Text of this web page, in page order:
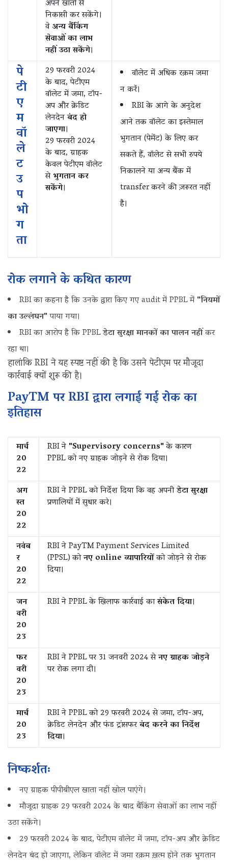
अपने खातों से
निकासी कर सकेंगे।
वेअन्य बैंकिंग
सेवाओं का लाभ
नहीं उठा सकेंगे।
पे
टी
ए
म
वॉ
ले
ट
उ
प
भो
ग
ता
29 फरवरी 2024
के बाद, पेटीएम
वॉलेट में जमा, टॉप-
अप और क्रेडिट
लेनदेनबंद हो
जाएगा।
29 फरवरी 2024
के बाद, ग्राहक
केवल पेटीएम वॉलेट
सेभुगतान कर
सकेंगे।
वॉलेट में अधिक रक़म जमा
न करें।
RBI के आगे के अनुदेश
आने तक वॉलेट का इस्तेमाल
भुगतान (पेमेंट) के लिए कर
सकते हैं, वॉलेट से सभी रुपये
निकालने या अन्य बैंक में
transfer करने की ज़रूरत नहीं
है।
रोक लगाने के कथित‌ कारण
RBI का कहना है कि उनके द्वारा किए गए audit में PPBL में"नियमों
का उल्लंघन"पाया गया।
RBI का आरोप है कि PPBLडेटा सुरक्षा मानकों का पालन नहींकर
रहा था।
हालांकि RBI ने यह स्पष्ट नहीं की है कि उसने पेटीएम पर मौजूदा
कार्रवाई क्यों शुरू की है।
PayTM पर RBI द्वारा लगाई गई रोक का
इतिहास
मार्च
20
22
RBI ने "Supervisory concerns"के कारण
PPBL को नए ग्राहक जोड़ने से रोक दिया।
अग
स्त
20
22
RBI ने PPBL को निर्देश दिया कि वह अपनीडेटा सुरक्षा
प्रणालियों में सुधार करे।
नवंब
र
20
22
RBI ने PayTM Payment Services Limited
(PPSL) कोनए online व्यापारियोंको जोड़ने से रोक
दिया।
जन
वरी
20
23
RBI ने PPBL के खिलाफ कार्रवाई कासंकेत दिया।
फर
वरी
20
23
RBI ने PPBL पर 31 जनवरी 2024 सेनए ग्राहक जोड़ने
पर रोक लगा दी।
मार्च
20
23
RBI ने PPBL को 29 फरवरी 2024 से जमा, टॉप-अप,
क्रेडिट लेनदेन और फंड ट्रांसफरबंद करने का निर्देश
दिया।
निष्कर्शतः
नए ग्राहक पीपीबीएल खाता नहीं खोल पाएंगे।
मौजूदा ग्राहक 29 फरवरी 2024 के बाद बैंकिंग सेवाओं का लाभ नहीं
उठा सकेंगे।
29 फरवरी 2024 के बाद, पेटीएम वॉलेट में जमा, टॉप-अप और क्रेडिट
लेनदेन बंद हो जाएगा, लेकिन वॉलेट में जमा रक़म ख़त्म होने तक‌ भुगतान